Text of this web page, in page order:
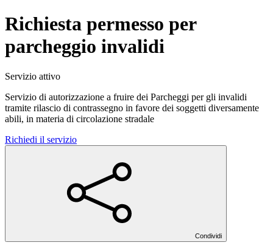
Richiesta permesso per
parcheggio invalidi
Servizio attivo
Servizio di autorizzazione a fruire dei Parcheggi per gli invalidi
tramite rilascio di contrassegno in favore dei soggetti diversamente
abili, in materia di circolazione stradale
Richiedi il servizio
Condividi